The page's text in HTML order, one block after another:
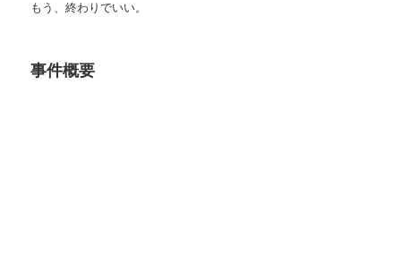
もう、終わりでいい。
事件概要